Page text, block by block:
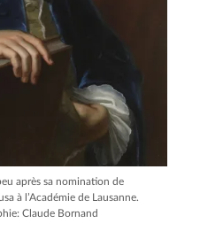
après sa nomination de
à l’Académie de Lausanne.
Claude Bornand